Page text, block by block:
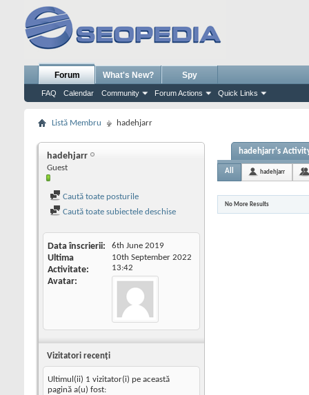
Forum
FAQ Calendar Community Forum Actions Quick Links
What's New? Spy
Listă Membru hadehjarr
hadehjarr
Guest
Caută toate posturile
Caută toate subiectele deschise
Data înscrierii 6th June 2019
Ultima
Activitate
10th September 2022
13:42
Avatar
Vizitatori recenţi
Ultimul(ii) 1 vizitator(i) pe această
pagină a(u) fost:
hadehjarr's
All hadehjarr
No More Results